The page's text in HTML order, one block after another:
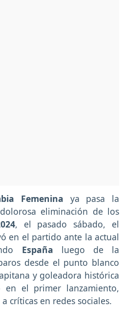
Femenina ya pasa la
eliminación de los
, el pasado sábado, el
en el partido ante la actual
España luego de la
desde el punto blanco
y goleadora histórica
el primer lanzamiento,
críticas en redes sociales.